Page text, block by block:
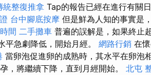
統整復推拿 Tap的報告已經在進行有關
台中腳底按摩 但是鮮為人知的事實是
間 二手攤車 普遍的誤解是，如果終止
平急劇降低，開始月經。 網路行銷 在
當卵泡促進卵的成熟時，其水平在卵泡
，將繼續下降，直到月經開始。 北屯